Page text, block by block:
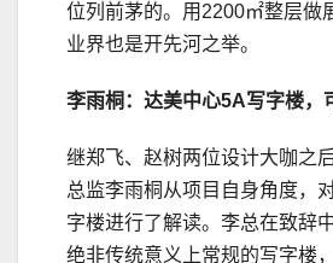
位列前茅的。用2200㎡整层做
业界也是开先河之举。
李雨桐：达美中心5A写字楼，
继郑飞、赵树两位设计大咖之
总监李雨桐从项目自身角度，
字楼进行了解读。李总在致辞
绝非传统意义上常规的写字楼